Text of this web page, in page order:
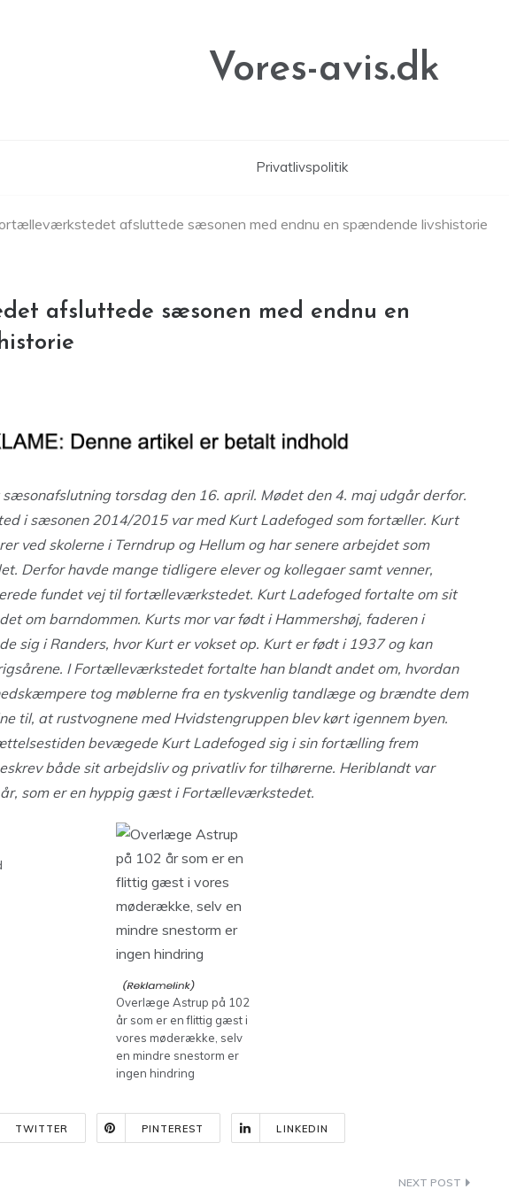
Vores-avis.dk
Privatlivspolitik
afsluttede sæsonen med endnu en spændende livshistorie
afsluttede sæsonen med endnu en
torsdag den 16. april. Mødet den 4. maj udgår derfor.
i sæsonen 2014/2015 var med Kurt Ladefoged som fortæller. Kurt
ved skolerne i Terndrup og Hellum og har senere arbejdet som
Derfor havde mange tidligere elever og kollegaer samt venner,
fundet vej til fortælleværkstedet. Kurt Ladefoged fortalte om sit
om barndommen. Kurts mor var født i Hammershøj, faderen i
sig i Randers, hvor Kurt er vokset op. Kurt er født i 1937 og kan
I Fortælleværkstedet fortalte han blandt andet om, hvordan
tog møblerne fra en tyskvenlig tandlæge og brændte dem
til, at rustvognene med Hvidstengruppen blev kørt igennem byen.
bevægede Kurt Ladefoged sig i sin fortælling frem
både sit arbejdsliv og privatliv for tilhørerne. Heriblandt var
som er en hyppig gæst i Fortælleværkstedet.
Overlæge Astrup på 102
år som er en flittig gæst i
vores møderække, selv
en mindre snestorm er
ingen hindring
TWITTER PINTEREST LINKEDIN